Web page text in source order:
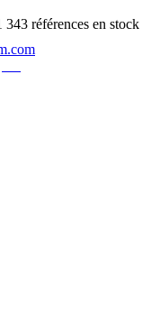
343 références en stock